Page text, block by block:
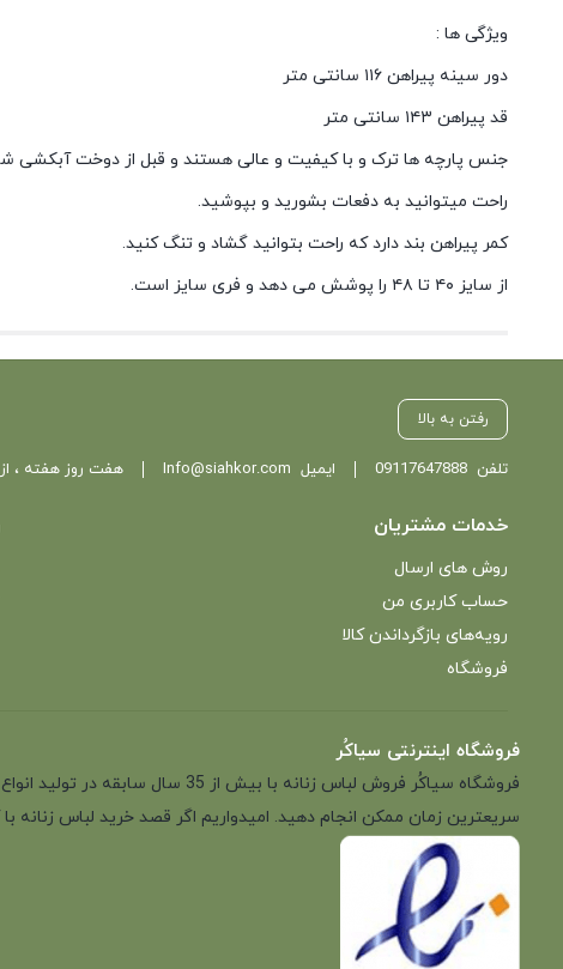
ویژگی ها :
دور سینه پیراهن ۱۱۶ سانتی متر
قد پیراهن ۱۴۳ سانتی متر
جنس پارچه ها ترک و با کیفیت و عالی هستند و قبل از دوخت آبکشی
راحت میتوانید به دفعات بشورید و بپوشید.
کمر پیراهن بند دارد که راحت بتوانید گشاد و تنگ کنید.
از سایز ۴۰ تا ۴۸ را پوشش می دهد و فری سایز است.
رفتن به بالا
تلفن09117647888 ایمیل Info@siahkor.com هفت روز هفته ، از ساعت 11 تا 22
خدمات مشتریان
روش های ارسال
حساب کاربری من
رویه‌های بازگرداندن کالا
فروشگاه
فروشگاه اینترنتی سیاکُر
فروشگاه سیاکُر فروش لباس
سریعترین زمان ممکن انجام دهید. امیدواریم اگر قصد خرید لباس